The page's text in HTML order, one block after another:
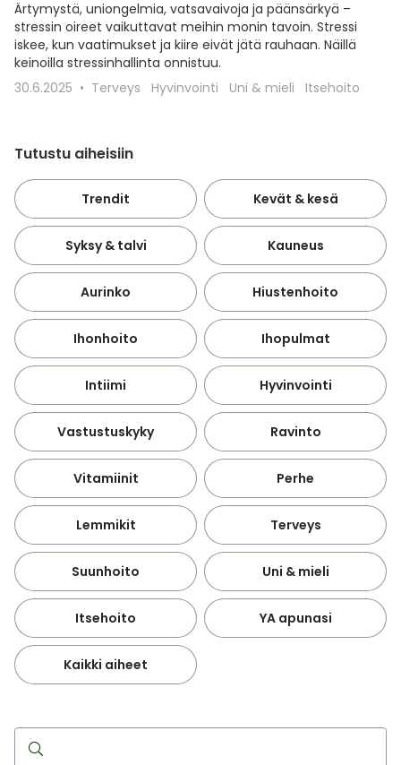
Tutustu aiheisiin
Trendit Kevät & kesä
Syksy & talvi Kauneus
Aurinko Hiustenhoito
Ihonhoito Ihopulmat
Intiimi Hyvinvointi
Vastustuskyky Ravinto
Vitamiinit Perhe
Lemmikit Terveys
Suunhoito Uni & mieli
Itsehoito YA apunasi
Kaikki aiheet
Haku
Ärtymystä, uniongelmia, vatsavaivoja ja päänsärkyä –
stressin oireet vaikuttavat meihin monin tavoin. Stressi
iskee, kun vaatimukset ja kiire eivät jätä rauhaan. Näillä
keinoilla stressinhallinta onnistuu.
30.6.2025
Terveys Hyvinvointi Uni & mieli Itsehoito